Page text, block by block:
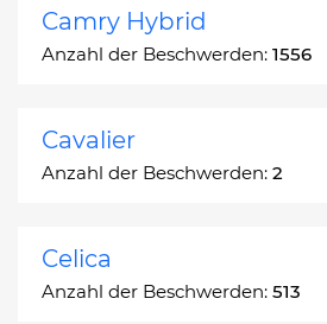
Camry Hybrid
Anzahl der Beschwerden: 1556
Cavalier
Anzahl der Beschwerden: 2
Celica
Anzahl der Beschwerden: 513